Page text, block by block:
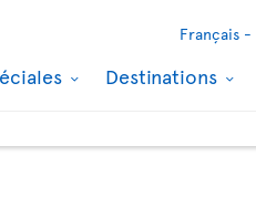
Français -
Destinations